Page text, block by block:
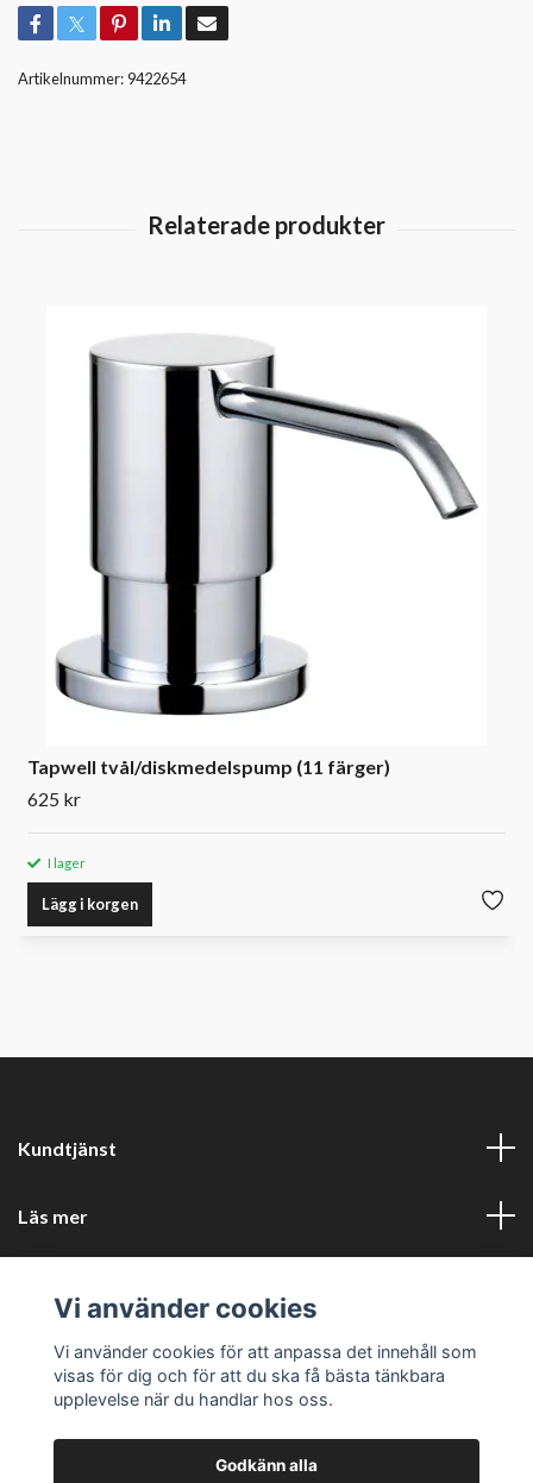
Artikelnummer:9422654
Tapwell tvål/diskmedelspump (11 färger)
625 kr
I lager
Lägg i korgen
Kundtjänst
Läs mer
Företagsuppgifter
Vi använder cookies
Vi använder cookies för att anpassa det innehåll som
visas för dig och för att du ska få bästa tänkbara
upplevelse när du handlar hos oss.
Godkänn alla